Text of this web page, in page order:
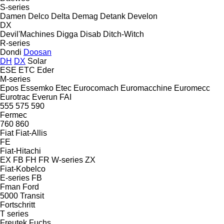
S-series
Damen Delco Delta Demag Detank Develon
DX
Devil'Machines Digga Disab Ditch-Witch
R-series
Dondi Doosan
DH DX Solar
ESE ETC Eder
M-series
Epos Essemko Etec Eurocomach Euromacchine Euromecc
Eurotrac Everun FAI
555 575 590
Fermec
760 860
Fiat Fiat-Allis
FE
Fiat-Hitachi
EX FB FH FR W-series ZX
Fiat-Kobelco
E-series FB
Fman Ford
5000 Transit
Fortschritt
T series